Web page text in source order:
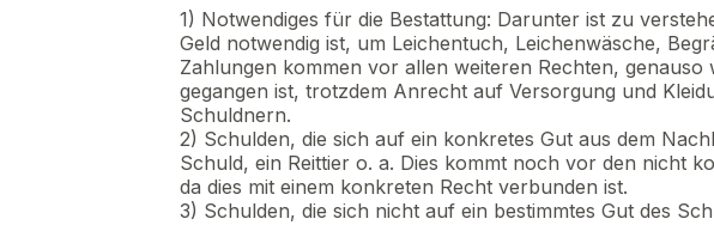
1) Notwendiges für die Bestattung: Darunter ist zu
Geld notwendig ist, um Leichentuch, Leichenwäsche,
Zahlungen kommen vor allen weiteren Rechten, genauso
gegangen ist, trotzdem Anrecht auf Versorgung und
Schuldnern.
2) Schulden, die sich auf ein konkretes Gut aus dem
Schuld, ein Reittier o. a. Dies kommt noch vor den nicht
da dies mit einem konkreten Recht verbunden ist.
3) Schulden, die sich nicht auf ein bestimmtes Gut des